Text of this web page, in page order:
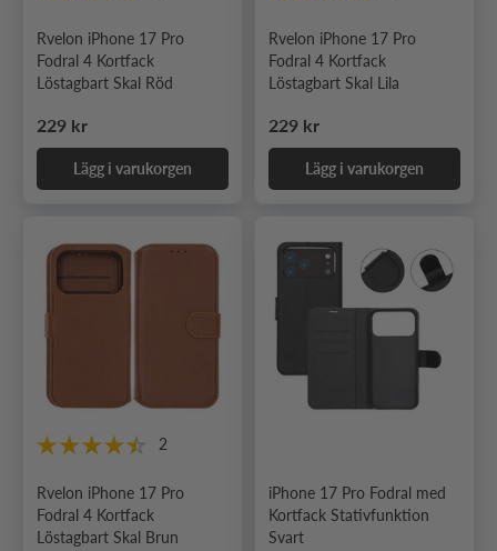
Rvelon iPhone 17 Pro
Fodral 4 Kortfack
Löstagbart Skal Röd
Ordinarie pris
229 kr
Lägg i varukorgen
Rvelon iPhone 17 Pro
Fodral 4 Kortfack
Löstagbart Skal Lila
Ordinarie pris
229 kr
Lägg i varukorgen
2
Rvelon iPhone 17 Pro
Fodral 4 Kortfack
Löstagbart Skal Brun
iPhone 17 Pro Fodral med
Kortfack Stativfunktion
Svart